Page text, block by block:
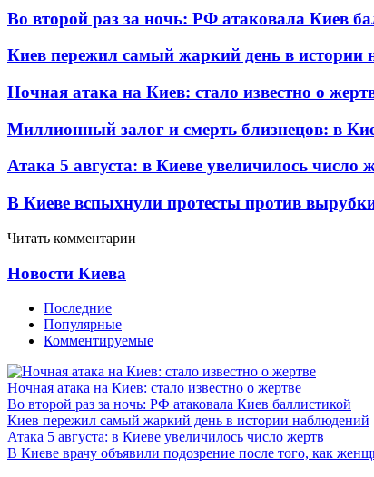
Во второй раз за ночь: РФ атаковала Киев
Киев пережил самый жаркий день в истории
Ночная атака на Киев: стало известно о
Миллионный залог и смерть близнецов: в
Атака 5 августа: в Киеве увеличилось число
В Киеве вспыхнули протесты против вырубки
Читать комментарии
Новости Киева
Последние
Популярные
Комментируемые
Ночная атака на Киев: стало известно о жертве
Во второй раз за ночь: РФ атаковала Киев баллистикой
Киев пережил самый жаркий день в истории наблюдений
Атака 5 августа: в Киеве увеличилось число жертв
В Киеве врачу объявили подозрение после того, как